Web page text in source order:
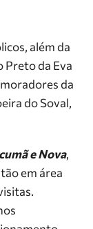
além da
Preto da Eva
da
do Soval,
e Nova,
em área